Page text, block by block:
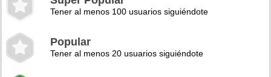
Tener al menos 100 usuarios siguiéndote
Popular
Tener al menos 20 usuarios siguiéndote